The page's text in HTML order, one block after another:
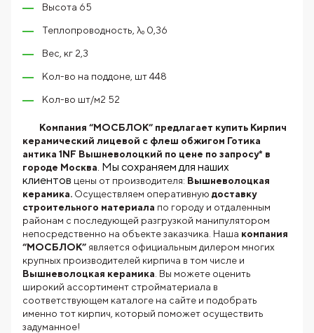
Высота 65
Теплопроводность, λ₀ 0,36
Вес, кг 2,3
Кол-во на поддоне, шт 448
Кол-во шт/м2 52
Компания “МОСБЛОК” предлагает купить Кирпич
керамический лицевой с флеш обжигом Готика
антика 1NF Вышневолоцкий по цене по запросу* в
городе Москва . Мы сохраняем для наших
клиентов цены от производителя: Вышневолоцкая
керамика. Осуществляем оперативную доставку
строительного материала по городу и отдаленным
районам с последующей разгрузкой манипулятором
непосредственно на объекте заказчика. Наша компания
“МОСБЛОК” является официальным дилером многих
крупных производителей кирпича в том числе и
Вышневолоцкая керамика . Вы можете оценить
широкий ассортимент стройматериала в
соответствующем каталоге на сайте и подобрать
именно тот кирпич, который поможет осуществить
задуманное!